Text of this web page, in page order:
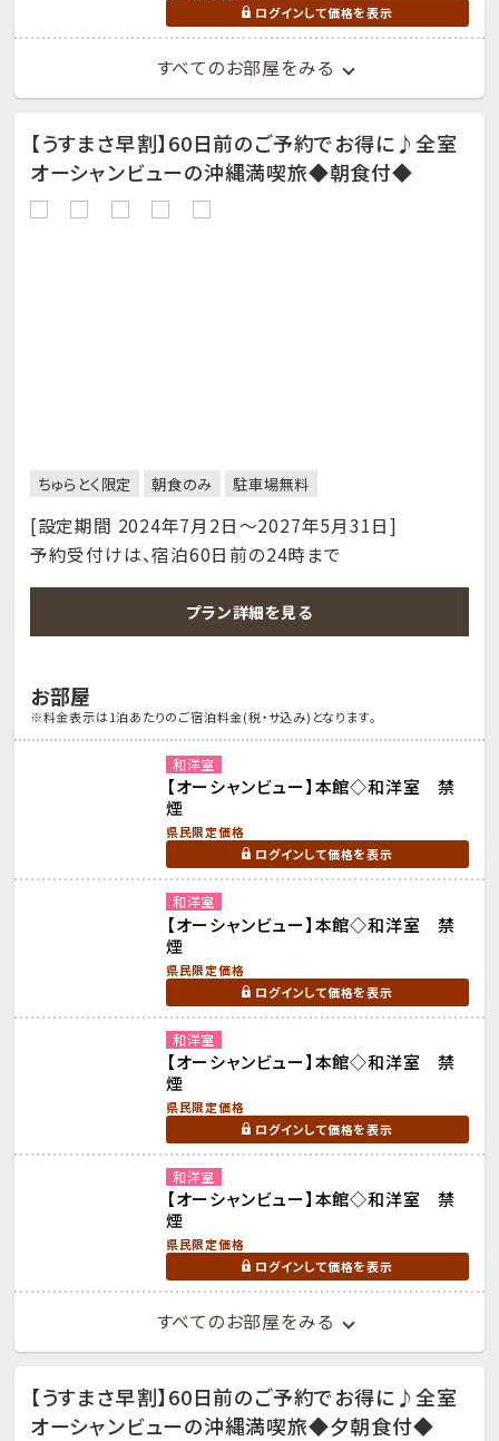
ログインして価格を表示
すべてのお部屋をみる
【うすまさ早割】60日前のご予約でお得に♪全室
オーシャンビューの沖縄満喫旅◆朝食付◆
ちゅらとく限定 朝食のみ 駐車場無料
[設定期間 2024年7月2日～2027年5月31日]
予約受付けは、宿泊60日前の24時まで
プラン詳細を見る
お部屋
※料金表示は1泊あたりのご宿泊料金(税・サ込み)となります。
和洋室
【オーシャンビュー】本館◇和洋室 禁
煙
県民限定価格
ログインして価格を表示
和洋室
【オーシャンビュー】本館◇和洋室 禁
煙
県民限定価格
ログインして価格を表示
和洋室
【オーシャンビュー】本館◇和洋室 禁
煙
県民限定価格
ログインして価格を表示
和洋室
【オーシャンビュー】本館◇和洋室 禁
煙
県民限定価格
ログインして価格を表示
すべてのお部屋をみる
【うすまさ早割】60日前のご予約でお得に♪全室
オーシャンビューの沖縄満喫旅◆夕朝食付◆